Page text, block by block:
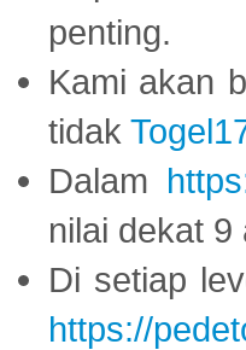
penting.
Kami akan
tidak
Dalam
nilai dekat 9
Di setiap
https://